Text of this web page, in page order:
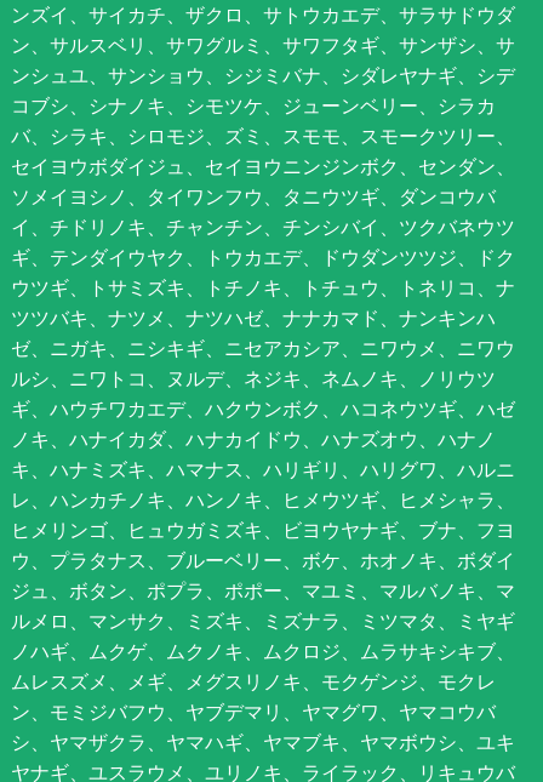
ンズイ、サイカチ、ザクロ、サトウカエデ、サラサドウダ
ン、サルスベリ、サワグルミ、サワフタギ、サンザシ、サ
ンシュユ、サンショウ、シジミバナ、シダレヤナギ、シデ
コブシ、シナノキ、シモツケ、ジューンベリー、シラカ
バ、シラキ、シロモジ、ズミ、スモモ、スモークツリー、
セイヨウボダイジュ、セイヨウニンジンボク、センダン、
ソメイヨシノ、タイワンフウ、タニウツギ、ダンコウバ
イ、チドリノキ、チャンチン、チンシバイ、ツクバネウツ
ギ、テンダイウヤク、トウカエデ、ドウダンツツジ、ドク
ウツギ、トサミズキ、トチノキ、トチュウ、トネリコ、ナ
ツツバキ、ナツメ、ナツハゼ、ナナカマド、ナンキンハ
ゼ、ニガキ、ニシキギ、ニセアカシア、ニワウメ、ニワウ
ルシ、ニワトコ、ヌルデ、ネジキ、ネムノキ、ノリウツ
ギ、ハウチワカエデ、ハクウンボク、ハコネウツギ、ハゼ
ノキ、ハナイカダ、ハナカイドウ、ハナズオウ、ハナノ
キ、ハナミズキ、ハマナス、ハリギリ、ハリグワ、ハルニ
レ、ハンカチノキ、ハンノキ、ヒメウツギ、ヒメシャラ、
ヒメリンゴ、ヒュウガミズキ、ビヨウヤナギ、ブナ、フヨ
ウ、プラタナス、ブルーベリー、ボケ、ホオノキ、ボダイ
ジュ、ボタン、ポプラ、ポポー、マユミ、マルバノキ、マ
ルメロ、マンサク、ミズキ、ミズナラ、ミツマタ、ミヤギ
ノハギ、ムクゲ、ムクノキ、ムクロジ、ムラサキシキブ、
ムレスズメ、メギ、メグスリノキ、モクゲンジ、モクレ
ン、モミジバフウ、ヤブデマリ、ヤマグワ、ヤマコウバ
シ、ヤマザクラ、ヤマハギ、ヤマブキ、ヤマボウシ、ユキ
ヤナギ、ユスラウメ、ユリノキ、ライラック、リキュウバ